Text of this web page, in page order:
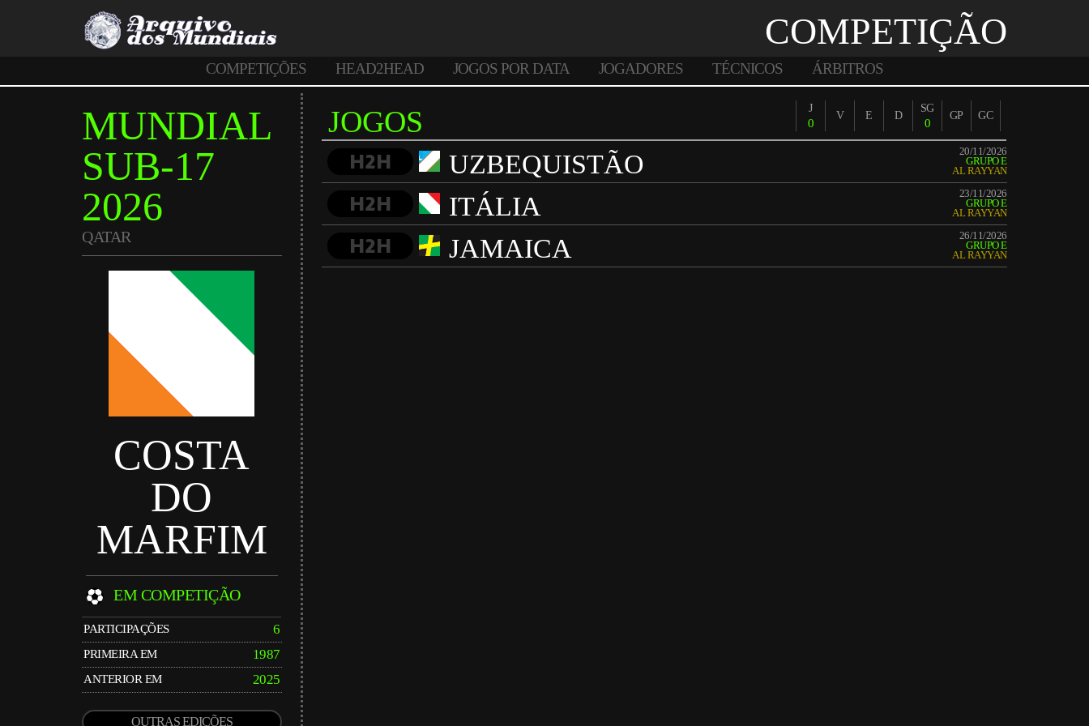
COMPETIÇÃO
COMPETIÇÕES HEAD2HEAD JOGOS POR DATA JOGADORES TÉCNICOS ÁRBITROS
MUNDIAL
SUB-17
2026
QATAR
COSTA
DO
MARFIM
EM COMPETIÇÃO
PARTICIPAÇÕES 6
PRIMEIRA EM 1987
ANTERIOR EM 2025
OUTRAS EDIÇÕES
JOGOS J
0
V E D
SG
0
GP GC
H2H UZBEQUISTÃO
20/11/2026
GRUPO E
AL RAYYAN
H2H ITÁLIA
23/11/2026
GRUPO E
AL RAYYAN
H2H JAMAICA
26/11/2026
GRUPO E
AL RAYYAN